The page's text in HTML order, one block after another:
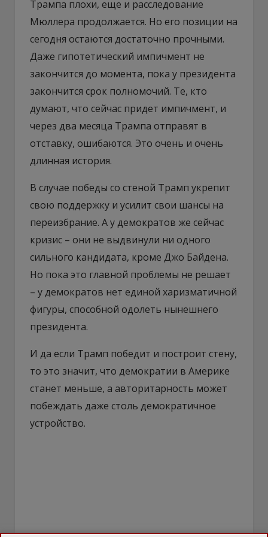
Трампа плохи, еще и расследование
Мюллера продолжается. Но его позиции на
сегодня остаются достаточно прочными.
Даже гипотетический импичмент не
закончится до момента, пока у президента
закончится срок полномочий. Те, кто
думают, что сейчас придет импичмент, и
через два месяца Трампа отправят в
отставку, ошибаются. Это очень и очень
длинная история.
В случае победы со стеной Трамп укрепит
свою поддержку и усилит свои шансы на
переизбрание. А у демократов же сейчас
кризис – они не выдвинули ни одного
сильного кандидата, кроме Джо Байдена.
Но пока это главной проблемы не решает
– у демократов нет единой харизматичной
фигуры, способной одолеть нынешнего
президента.
И да если Трамп победит и построит стену,
то это значит, что демократии в Америке
станет меньше, а авторитарность может
побеждать даже столь демократичное
устройство.